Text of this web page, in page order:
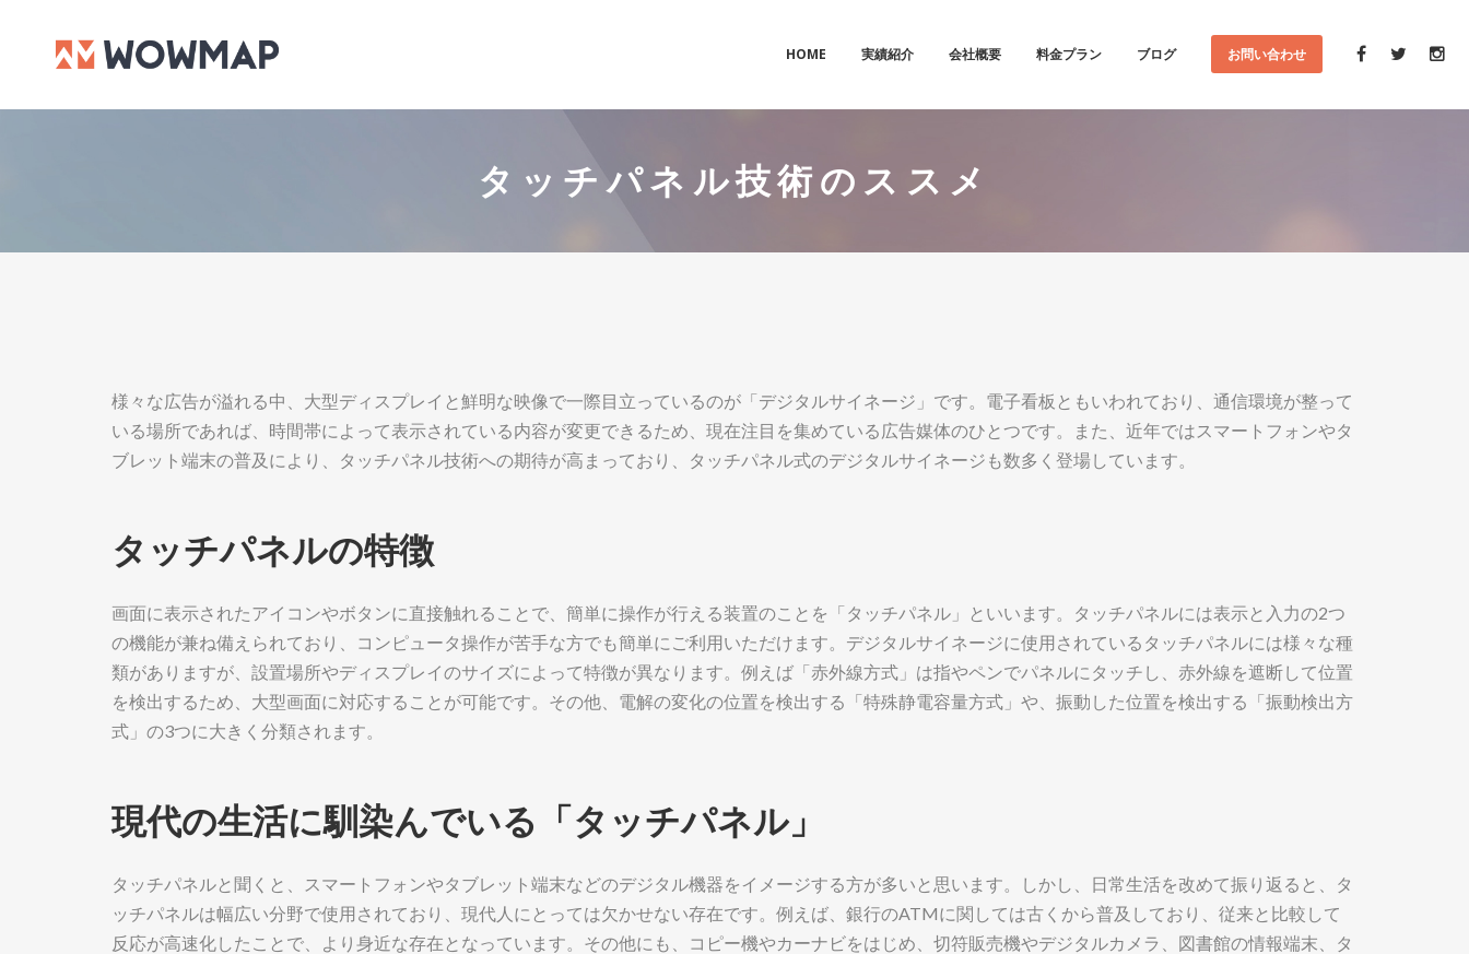
HOME 実績紹介 会社概要 料金プラン ブログ お問い合わせ
タッチパネル技術のススメ
様々な広告が溢れる中、大型ディスプレイと鮮明な映像で一際目立っているのが「デジタルサイネージ」です。電子看板ともいわれており、通信環境が整って
いる場所であれば、時間帯によって表示されている内容が変更できるため、現在注目を集めている広告媒体のひとつです。また、近年ではスマートフォンやタ
ブレット端末の普及により、タッチパネル技術への期待が高まっており、タッチパネル式のデジタルサイネージも数多く登場しています。
タッチパネルの特徴
画面に表示されたアイコンやボタンに直接触れることで、簡単に操作が行える装置のことを「タッチパネル」といいます。タッチパネルには表示と入力の2つ
の機能が兼ね備えられており、コンピュータ操作が苦手な方でも簡単にご利用いただけます。デジタルサイネージに使用されているタッチパネルには様々な種
類がありますが、設置場所やディスプレイのサイズによって特徴が異なります。例えば「赤外線方式」は指やペンでパネルにタッチし、赤外線を遮断して位置
を検出するため、大型画面に対応することが可能です。その他、電解の変化の位置を検出する「特殊静電容量方式」や、振動した位置を検出する「振動検出方
式」の3つに大きく分類されます。
現代の生活に馴染んでいる「タッチパネル」
タッチパネルと聞くと、スマートフォンやタブレット端末などのデジタル機器をイメージする方が多いと思います。しかし、日常生活を改めて振り返ると、タ
ッチパネルは幅広い分野で使用されており、現代人にとっては欠かせない存在です。例えば、銀行のATMに関しては古くから普及しており、従来と比較して
反応が高速化したことで、より身近な存在となっています。その他にも、コピー機やカーナビをはじめ、切符販売機やデジタルカメラ、図書館の情報端末、タ